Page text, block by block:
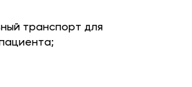
транспорт для